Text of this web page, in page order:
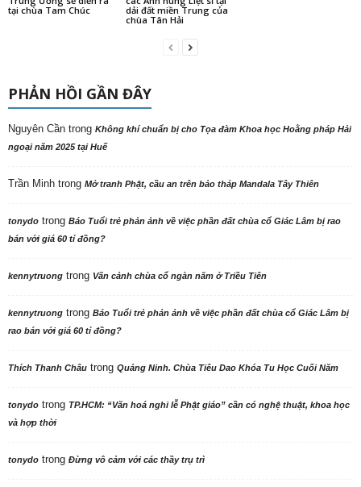
tại chùa Tam Chúc
dải đất miền Trung của
chùa Tân Hải
PHẢN HỒI GẦN ĐÂY
Nguyên Cần trong Không khí chuẩn bị cho Tọa đàm Khoa học Hoằng pháp Hải
ngoại năm 2025 tại Huế
Trần Minh trong Mở tranh Phật, cầu an trên bảo tháp Mandala Tây Thiên
tonydo trong Báo Tuổi trẻ phản ảnh về việc phần đất chùa cổ Giác Lâm bị rao
bán với giá 60 tỉ đồng?
kennytruong trong Vãn cảnh chùa cổ ngàn năm ở Triều Tiên
kennytruong trong Báo Tuổi trẻ phản ảnh về việc phần đất chùa cổ Giác Lâm bị
rao bán với giá 60 tỉ đồng?
Thích Thanh Châu trong Quảng Ninh. Chùa Tiêu Dao Khóa Tu Học Cuối Năm
tonydo trong TP.HCM: “Văn hoá nghi lễ Phật giáo” cần có nghệ thuật, khoa học
và hợp thời
tonydo trong Đừng vô cảm với các thầy trụ trì